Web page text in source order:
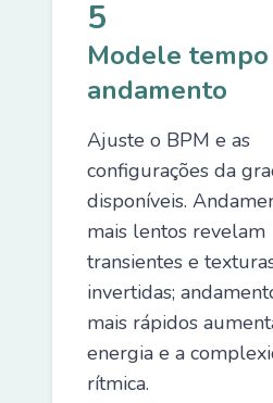
5
Modele
andamento
Ajuste o BPM e as
configurações da
disponíveis.
mais lentos revelam
transientes e
invertidas;
mais rápidos
energia e a
rítmica.